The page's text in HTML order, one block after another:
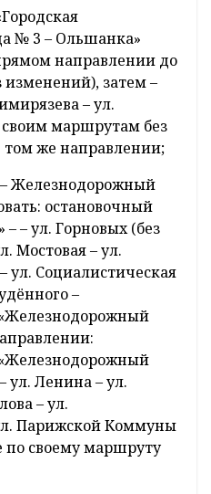
№ 3 – Ольшанка»
направлении до
изменений), затем –
– ул.
маршрутам без
том же направлении;
Железнодорожный
остановочный
– ул. Горновых (без
Мостовая – ул.
Социалистическая
–
ул. Ленина – ул.
– ул.
Парижской Коммуны
по своему маршруту